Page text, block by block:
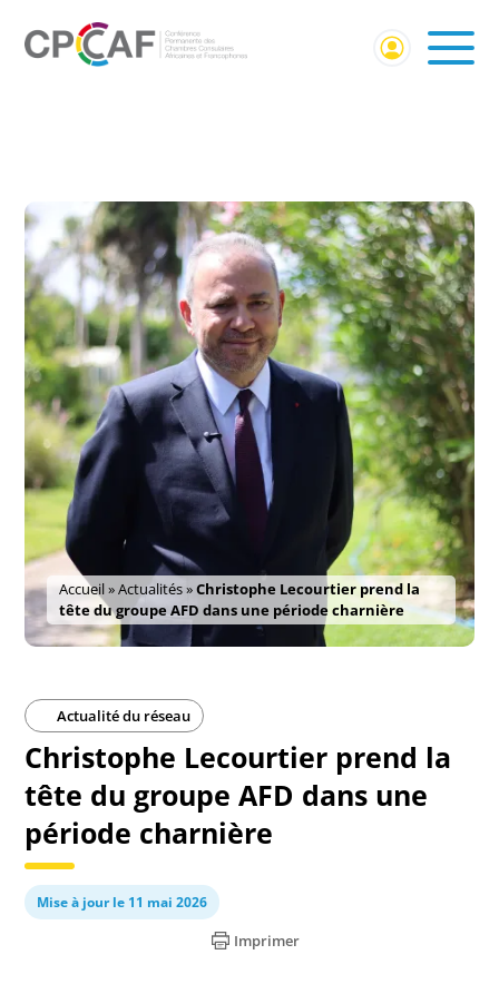
Accueil»Actualités»Christophe Lecourtier prend la
tête du groupe AFD dans une période charnière
Actualité du réseau
Christophe Lecourtier prend la
tête du groupe AFD dans une
période charnière
Mise à jour le 11 mai 2026
Imprimer